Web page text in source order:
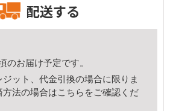
配送する
のお届け予定です。
ット、代金引換の場合に限りま
法の場合はこちら をご確認くだ